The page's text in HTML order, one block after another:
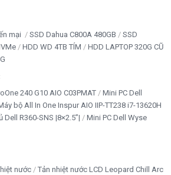
mại SSD Dahua C800A 480GB
SSD
HDD WD 4TB TÍM
HDD LAPTOP 320G CŨ
240 G10 AIO C03PMAT
Mini PC Dell
bộ All In One Inspur AIO IIP-TT238 i7-13620H
Dell R360-SNS |8×2.5”|
Mini PC Dell Wyse
nước
Tản nhiệt nước LCD Leopard Chill Arc